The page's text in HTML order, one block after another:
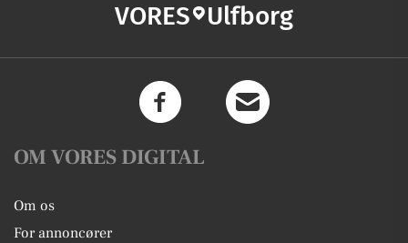
VORES Ulfborg
OM VORES DIGITAL
Om os
For annoncører